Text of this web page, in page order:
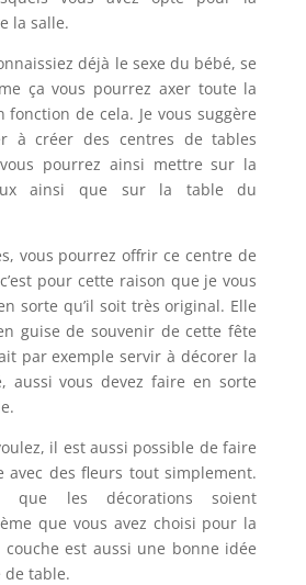
la salle.
déjà le sexe du bébé, se
ça vous pourrez axer toute la
fonction de cela. Je vous suggère
à créer des centres de tables
pourrez ainsi mettre sur la
ainsi que sur la table du
pourrez offrir ce centre de
pour cette raison que je vous
sorte qu’il soit très original. Elle
guise de souvenir de cette fête
par exemple servir à décorer la
aussi vous devez faire en sorte
il est aussi possible de faire
avec des fleurs tout simplement.
que les décorations soient
que vous avez choisi pour la
est aussi une bonne idée
de table.